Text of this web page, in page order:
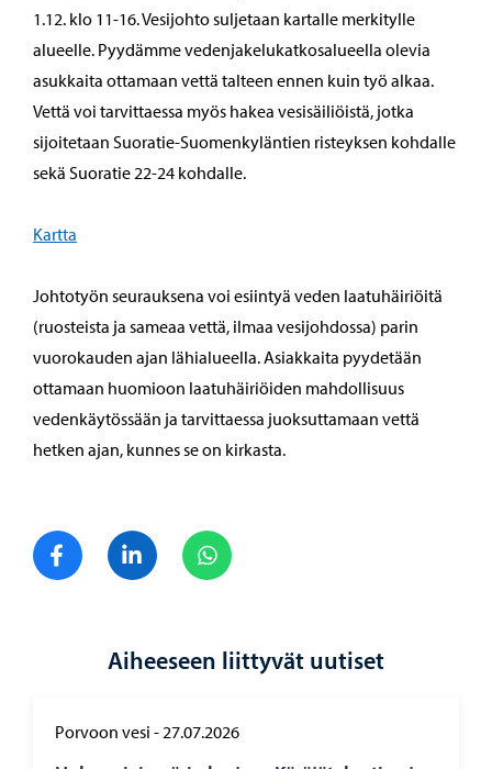
1.12. klo 11-16. Vesijohto suljetaan kartalle merkitylle
alueelle. Pyydämme vedenjakelukatkosalueella olevia
asukkaita ottamaan vettä talteen ennen kuin työ alkaa.
Vettä voi tarvittaessa myös hakea vesisäiliöistä, jotka
sijoitetaan Suoratie-Suomenkyläntien risteyksen kohdalle
sekä Suoratie 22-24 kohdalle.
Kartta
Johtotyön seurauksena voi esiintyä veden laatuhäiriöitä
(ruosteista ja sameaa vettä, ilmaa vesijohdossa) parin
vuorokauden ajan lähialueella. Asiakkaita pyydetään
ottamaan huomioon laatuhäiriöiden mahdollisuus
vedenkäytössään ja tarvittaessa juoksuttamaan vettä
hetken ajan, kunnes se on kirkasta.
Jaa FacebookJaa LinkedIn
Aiheeseen liittyvät uutiset
Porvoon vesi -27.07.2026